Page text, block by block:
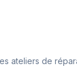
ateliers de